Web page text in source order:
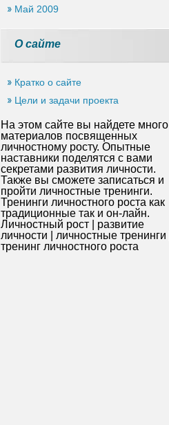
Май 2009
О сайте
Кратко о сайте
Цели и задачи проекта
На этом сайте вы найдете много
материалов посвященных
личностному росту. Опытные
наставники поделятся с вами
секретами развития личности.
Также вы сможете записаться и
пройти личностные тренинги.
Тренинги личностного роста как
традиционные так и он-лайн.
Личностный рост | развитие
личности | личностные тренинги |
тренинг личностного роста